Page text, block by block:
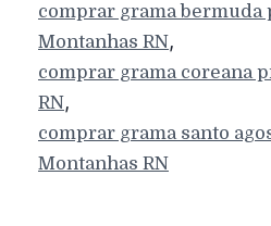
comprar grama bermuda
Montanhas RN,
comprar grama coreana
RN,
comprar grama santo
Montanhas RN